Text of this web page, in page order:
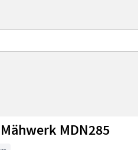
MDN285